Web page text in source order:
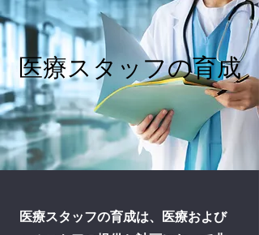
医療スタッフの育成
医療スタッフの育成は、医療および